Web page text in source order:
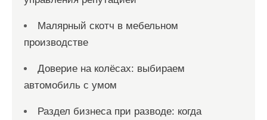
Малярный скотч в мебельном
производстве
Доверие на колёсах: выбираем
автомобиль с умом
Раздел бизнеса при разводе: когда